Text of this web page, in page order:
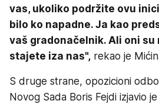
vas, ukoliko podržite ovu
bilo ko napadne. Ja kao
vaš gradonačelnik. Ali oni su
stajete iza nas", rekao je
S druge strane, opozicioni
Novog Sada Boris Fejdi izjavio